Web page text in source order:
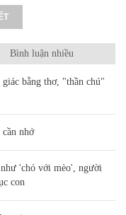
Bình luận nhiều
bằng thơ, "thần chú"
nhớ
'chó với mèo', người
con